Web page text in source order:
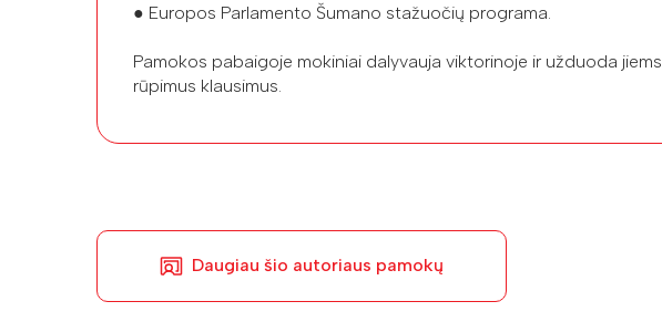
● Europos Parlamento Šumano stažuočių programa.
Pamokos pabaigoje mokiniai dalyvauja viktorinoje ir užduoda jiems
rūpimus klausimus.
Daugiau šio autoriaus pamokų